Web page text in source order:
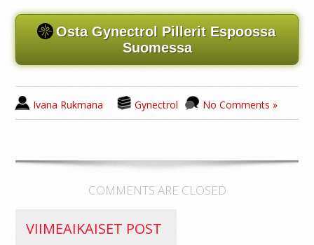
Osta Gynectrol Pillerit Espoossa
Suomessa
Ivana Rukmana Gynectrol No Comments »
COMMENTS ARE CLOSED
VIIMEAIKAISET POST